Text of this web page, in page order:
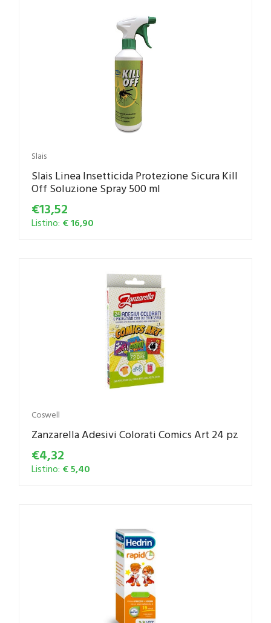
Slais
Slais Linea Insetticida Protezione Sicura Kill
Off Soluzione Spray 500 ml
€13,52
Listino: € 16,90
Coswell
Zanzarella Adesivi Colorati Comics Art 24 pz
€4,32
Listino: € 5,40